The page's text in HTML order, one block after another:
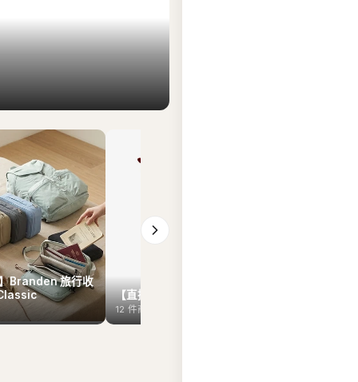
Branden 旅行收
【直播7月29日】Hunter
12件商品